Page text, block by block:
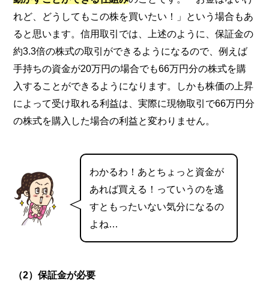
れど、どうしてもこの株を買いたい！」という場合もあ
ると思います。信用取引では、上述のように、保証金の
約3.3倍の株式の取引ができるようになるので、例えば
手持ちの資金が20万円の場合でも66万円分の株式を購
入することができるようになります。しかも株価の上昇
によって受け取れる利益は、実際に現物取引で66万円分
の株式を購入した場合の利益と変わりません。
わかるわ！あとちょっと資金が
あれば買える！っていうのを逃
すともったいない気分になるの
よね…
（2）保証金が必要